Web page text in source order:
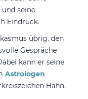
seine
Eindruck.
übrig, den
Gespräche
kann er seine
Astrologen
Hahn.